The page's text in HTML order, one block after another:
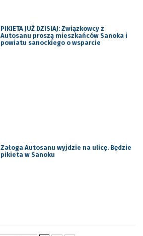
PIKIETA JUŻ DZISIAJ: Związkowcy z
Autosanu proszą mieszkańców Sanoka i
powiatu sanockiego o wsparcie
Załoga Autosanu wyjdzie na ulicę. Będzie
pikieta w Sanoku